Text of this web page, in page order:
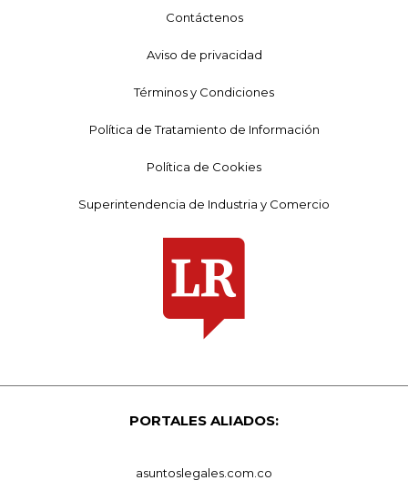
Contáctenos
Aviso de privacidad
Términos y Condiciones
Política de Tratamiento de Información
Política de Cookies
Superintendencia de Industria y Comercio
PORTALES ALIADOS:
asuntoslegales.com.co